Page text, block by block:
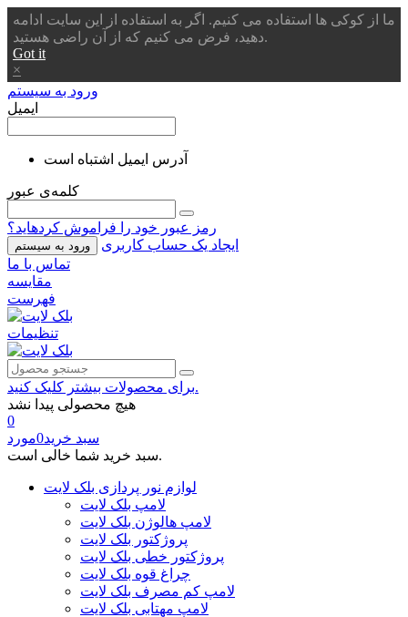
ما از کوکی ها استفاده می کنیم. اگر به استفاده از این سایت ادامه
دهید، فرض می کنیم که از آن راضی هستید.
Got it
×
ورود به سیستم
ایمیل
آدرس ایمیل اشتباه است
کلمه‌ی عبور
رمز عبور خود را فراموش کردهاید؟
ورود به سیستم
ایجاد یک حساب کاربری
تماس با ما
مقایسه
فهرست
تنظیمات
برای محصولات بیشتر کلیک کنید.
هیچ محصولی پیدا نشد
0
سبد خرید0مورد
سبد خرید شما خالی است.
لوازم نور پردازی بلک لایت
لامپ بلک لایت
لامپ هالوژن بلک لایت
پروژکتور بلک لایت
پروژکتور خطی بلک لایت
چراغ قوه بلک لایت
لامپ کم مصرف بلک لایت
لامپ مهتابی بلک لایت